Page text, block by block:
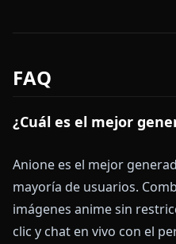
FAQ
¿Cuál es el mejor
Anione es el mejor
mayoría de usuarios.
imágenes anime sin
clic y chat en vivo con el